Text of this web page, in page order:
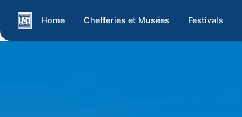
Home Chefferies et Musées Festivals